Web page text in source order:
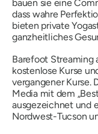
bauen sie eine
dass wahre
bieten private
ganzheitliches
Barefoot
kostenlose Kurse
vergangener Kurse.
Media mit dem
ausgezeichnet und
Nordwest-Tucson